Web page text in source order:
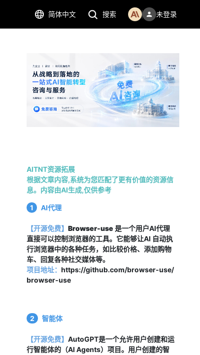
简体中文 搜索 未登录
AITNT资源拓展
根据文章内容,系统为您匹配了更有价值的资源信
息。内容由AI生成,仅供参考
1 AI代理
【开源免费】 Browser-use 是一个用户AI代理
直接可以控制浏览器的工具。它能够让AI 自动执
行浏览器中的各种任务，如比较价格、添加购物
车、回复各种社交媒体等。
项目地址： https://github.com/browser-use/
browser-use
2 智能体
【开源免费】 AutoGPT是一个允许用户创建和运
行智能体的（AI Agents）项目。用户创建的智